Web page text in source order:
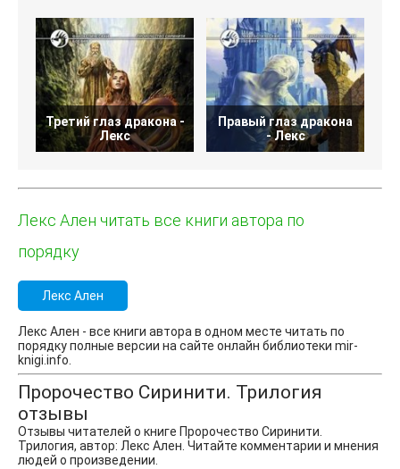
Третий глаз дракона -
Лекс
Правый глаз дракона
- Лекс
Лекс Ален читать все книги автора по
порядку
Лекс Ален
Лекс Ален - все книги автора в одном месте читать по
порядку полные версии на сайте онлайн библиотеки mir-
knigi.info.
Пророчество Сиринити. Трилогия
отзывы
Отзывы читателей о книге Пророчество Сиринити.
Трилогия, автор: Лекс Ален. Читайте комментарии и мнения
людей о произведении.